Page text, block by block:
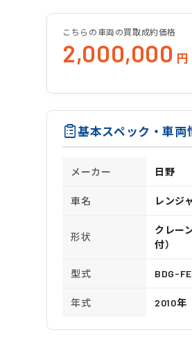
こちらの車両の買取成約価格
2,000,000 円
基本スペック・車両
メーカー 日野
車名 レンジ
形状
クレー
付）
型式 BDG-
年式 2010年